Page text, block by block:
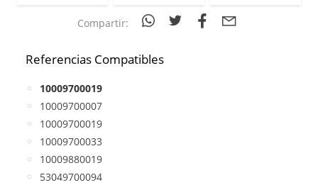
Compartir:
Referencias Compatibles
10009700019
10009700007
10009700019
10009700033
10009880019
53049700094